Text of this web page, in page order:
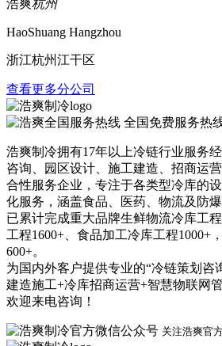
浩爽杭州
HaoShuang Hangzhou
浙江杭州江干区
查看更多分公司
全国免费服务热
浩爽制冷拥有17年以上冷链行业服务
咨询、园区设计、施工建造、招商运
合性服务企业，专注于各类型冷库的
化服务，涵盖食品、医药、物流及防
已累计完成重大品牌生鲜物流冷库工
工程1600+、食品加工冷库工程1000+
600+。
为国内外客户提供专业的“冷链策划咨
建造施工+冷库招商运营+智慧物联网
欢迎来电咨询！
关注浩爽官